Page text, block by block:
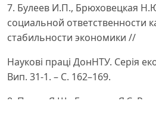
7. Булеев И.П., Брюховецкая
социальной ответственности
стабильности экономики //
Наукові праці ДонНТУ. Серія
Вип. 31-1. – С. 162–169.
8. Паппэ Я.Ш., Галухина Я.С.